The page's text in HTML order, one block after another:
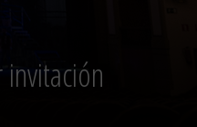
invitación